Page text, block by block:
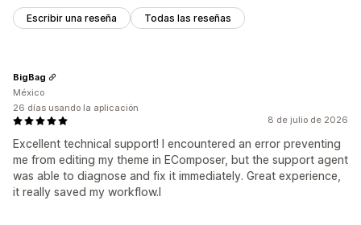
Escribir una reseña Todas las reseñas
8 de julio de 2026
Excellent technical support! I encountered an error preventing
me from editing my theme in EComposer, but the support agent
was able to diagnose and fix it immediately. Great experience,
it really saved my workflow.l
BigBag
México
26 días usando la aplicación